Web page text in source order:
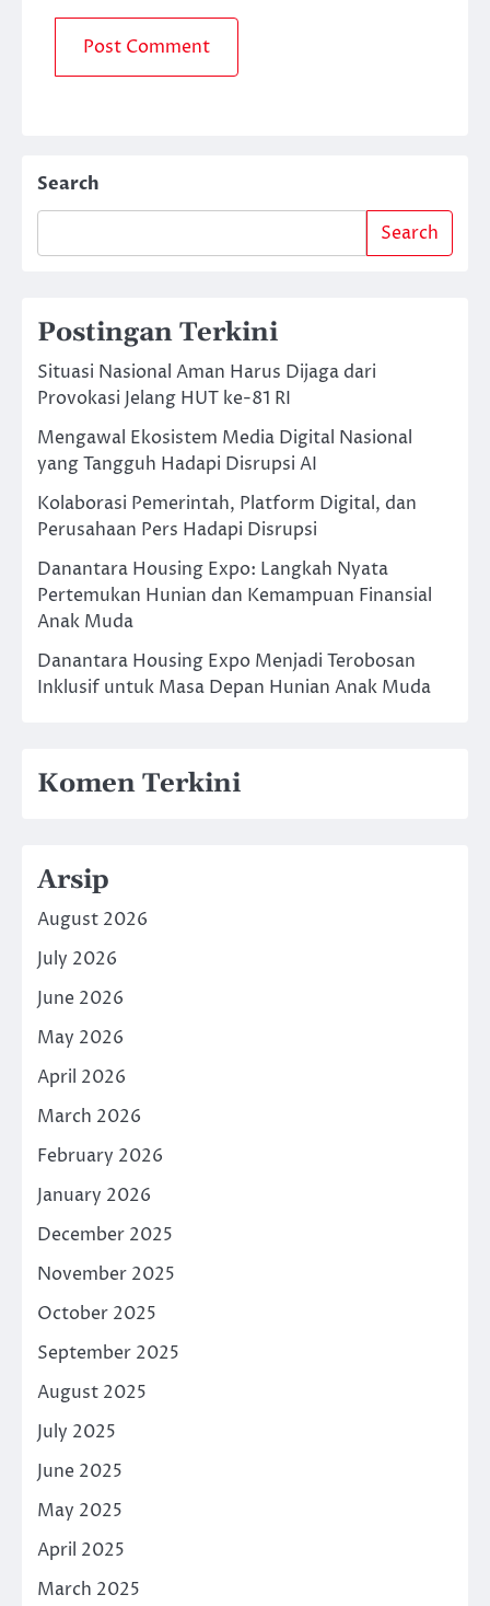
Search
Search
Postingan Terkini
Situasi Nasional Aman Harus Dijaga dari
Provokasi Jelang HUT ke-81 RI
Mengawal Ekosistem Media Digital Nasional
yang Tangguh Hadapi Disrupsi AI
Kolaborasi Pemerintah, Platform Digital, dan
Perusahaan Pers Hadapi Disrupsi
Danantara Housing Expo: Langkah Nyata
Pertemukan Hunian dan Kemampuan Finansial
Anak Muda
Danantara Housing Expo Menjadi Terobosan
Inklusif untuk Masa Depan Hunian Anak Muda
Komen Terkini
Arsip
August 2026
July 2026
June 2026
May 2026
April 2026
March 2026
February 2026
January 2026
December 2025
November 2025
October 2025
September 2025
August 2025
July 2025
June 2025
May 2025
April 2025
March 2025